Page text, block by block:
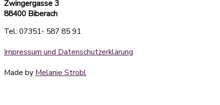
Zwingergasse 3
88400 Biberach
Tel: 07351- 587 85 91
Impressum und Datenschutzerklärung
Made by Melanie Strobl